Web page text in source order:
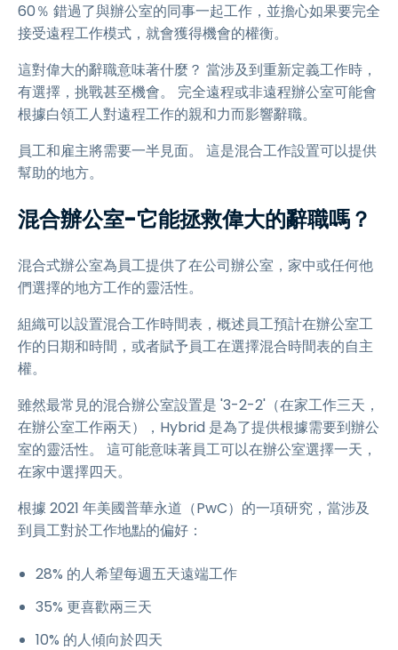
60％ 錯過了與辦公室的同事一起工作，並擔心如果要完全
接受遠程工作模式，就會獲得機會的權衡。
這對偉大的辭職意味著什麼？ 當涉及到重新定義工作時，
有選擇，挑戰甚至機會。 完全遠程或非遠程辦公室可能會
根據白領工人對遠程工作的親和力而影響辭職。
員工和雇主將需要一半見面。 這是混合工作設置可以提供
幫助的地方。
混合辦公室-它能拯救偉大的辭職嗎？
混合式辦公室為員工提供了在公司辦公室，家中或任何他
們選擇的地方工作的靈活性。
組織可以設置混合工作時間表，概述員工預計在辦公室工
作的日期和時間，或者賦予員工在選擇混合時間表的自主
權。
雖然最常見的混合辦公室設置是 '3-2-2'（在家工作三天，
在辦公室工作兩天），Hybrid 是為了提供根據需要到辦公
室的靈活性。 這可能意味著員工可以在辦公室選擇一天，
在家中選擇四天。
根據 2021 年美國普華永道（PwC）的一項研究，當涉及
到員工對於工作地點的偏好：
28% 的人希望每週五天遠端工作
35% 更喜歡兩三天
10% 的人傾向於四天